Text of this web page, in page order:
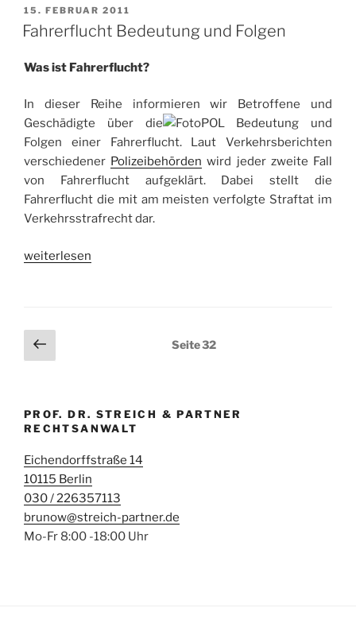
erhöhtes
Bußgeld
langer
VERÖFFENTLICHT
AM
15. FEBRUAR 2011
Fahrerflucht Bedeutung und Folgen
Was ist Fahrerflucht?
In dieser Reihe informieren wir Betroffene und
Geschädigte über die
Bedeutung und
Folgen einer Fahrerflucht. Laut Verkehrsberichten
verschiedener Polizeibehörden wird jeder zweite Fall
von Fahrerflucht aufgeklärt. Dabei stellt die
Fahrerflucht die mit am meisten verfolgte Straftat im
Verkehrsstrafrecht dar.
„Fahrerflucht
weiterlesen
Seitennummerierung
der
Vorherige
Seite
Seite32
PROF. DR. STREICH & PARTNER
RECHTSANWALT
Eichendorffstraße 14
10115 Berlin
030 / 226357113
brunow@streich-partner.de
Mo-Fr 8:00 -18:00 Uhr